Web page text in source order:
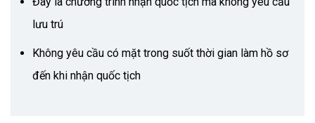
lưu trú
Không yêu cầu có mặt trong suốt thời gian làm hồ sơ
đến khi nhận quốc tịch